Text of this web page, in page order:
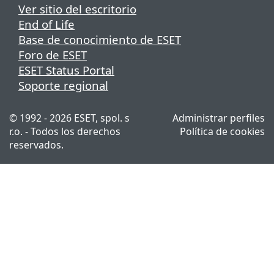
Ver sitio del escritorio
End of Life
Base de conocimiento de ESET
Foro de ESET
ESET Status Portal
Soporte regional
© 1992 - 2026 ESET, spol. s
r.o. - Todos los derechos
reservados.
Administrar perfiles
Política de cookies